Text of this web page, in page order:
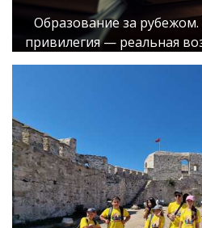
Образование за
привилегия — реальная